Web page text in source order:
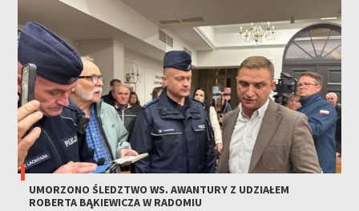
UMORZONO ŚLEDZTWO WS. AWANTURY Z UDZIAŁEM
ROBERTA BĄKIEWICZA W RADOMIU